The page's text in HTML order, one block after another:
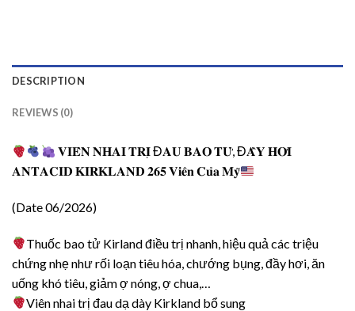
DESCRIPTION
REVIEWS (0)
𝐕𝐈𝐄̂𝐍 𝐍𝐇𝐀𝐈 𝐓𝐑𝐈̣ Đ𝐀𝐔 𝐁𝐀𝐎 𝐓𝐔̛̉, Đ𝐀̂̀𝐘 𝐇𝐎̛𝐈
𝐀𝐍𝐓𝐀𝐂𝐈𝐃 𝐊𝐈𝐑𝐊𝐋𝐀𝐍𝐃 𝟐𝟔𝟓 𝐕𝐢𝐞̂𝐧 𝐂𝐮̉𝐚 𝐌𝐲̃
(Date 06/2026)
Thuốc bao tử Kirland điều trị nhanh, hiệu quả các triệu
chứng nhẹ như rối loạn tiêu hóa, chướng bụng, đầy hơi, ăn
uống khó tiêu, giảm ợ nóng, ợ chua,…
Viên nhai trị đau dạ dày Kirkland bổ sung